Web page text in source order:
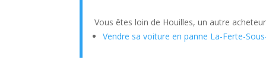
Vous êtes loin de Houilles, un autre
Vendre sa voiture en panne La-Ferte-